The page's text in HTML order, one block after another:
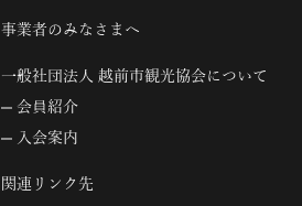
事業者のみなさまへ
一般社団法人 越前市観光協会について
会員紹介
入会案内
関連リンク先